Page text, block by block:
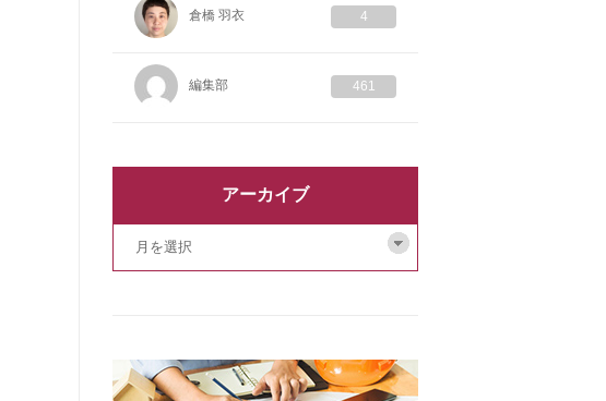
倉橋 羽衣 4
編集部 461
アーカイブ